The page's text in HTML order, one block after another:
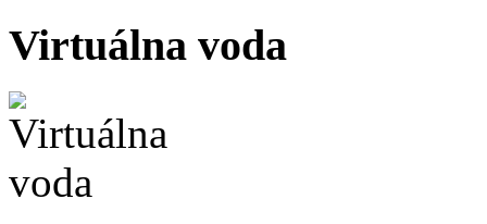
Virtuálna voda